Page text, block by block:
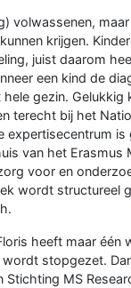
volwassenen,
krijgen.
juist daarom
een kind de
gezin. Gelukkig
terecht bij het
expertisecentrum
van het Erasmus
voor en
wordt structureel
heeft maar één
stopgezet.
Stichting MS